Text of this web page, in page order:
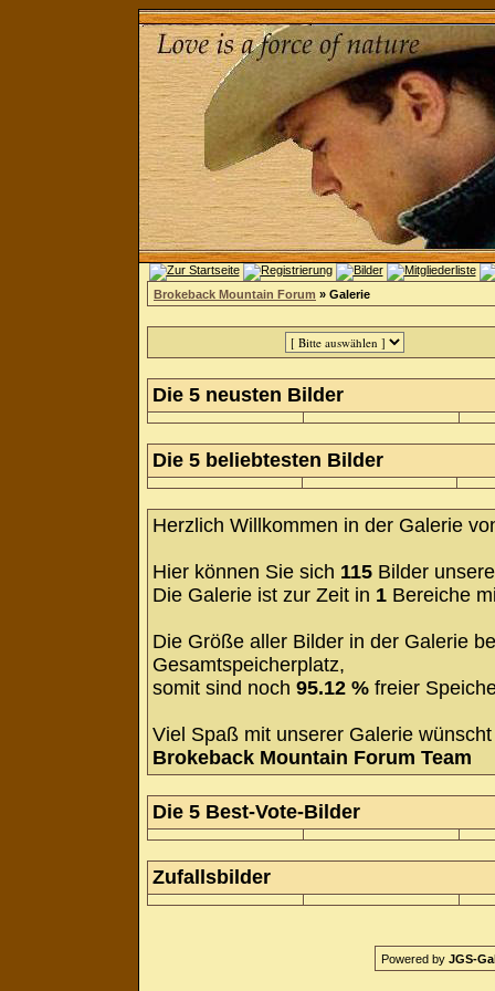
Brokeback Mountain Forum » Galerie
Die 5 neusten Bilder
Die 5 beliebtesten Bilder
Herzlich Willkommen in der Galerie
Hier können Sie sich 115 Bilder
Die Galerie ist zur Zeit in 1 Bereiche
Die Größe aller Bilder in der Galerie
Gesamtspeicherplatz,
somit sind noch 95.12 % freier
Viel Spaß mit unserer Galerie
Brokeback Mountain Forum Team
Die 5 Best-Vote-Bilder
Zufallsbilder
Powered by JGS-